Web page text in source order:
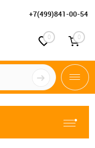
+7(499)841-00-54
0 0